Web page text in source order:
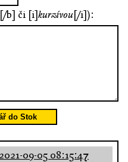
[/b] či [i]kurzívou[/i]):
do Stok
2021-09-05 08:15:47